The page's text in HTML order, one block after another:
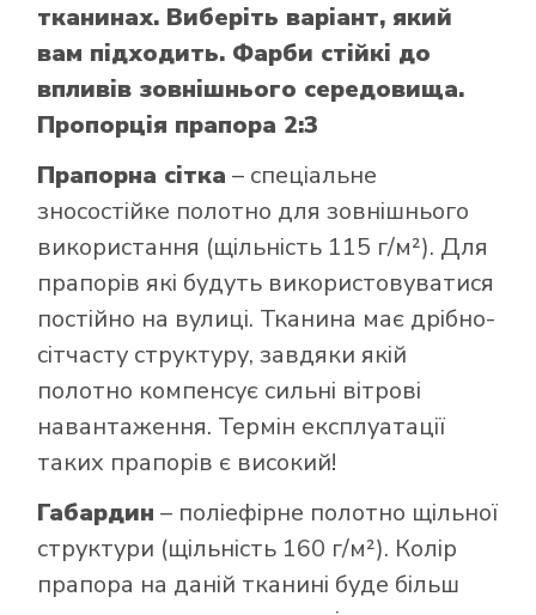
тканинах. Виберіть варіант, який
вам підходить. Фарби стійкі до
впливів зовнішнього середовища.
Пропорція прапора 2:3
Прапорна сітка – спеціальне
зносостійке полотно для зовнішнього
використання (щільність 115 г/м²). Для
прапорів які будуть використовуватися
постійно на вулиці. Тканина має дрібно-
сітчасту структуру, завдяки якій
полотно компенсує сильні вітрові
навантаження. Термін експлуатації
таких прапорів є високий!
Габардин – поліефірне полотно щільної
структури (щільність 160 г/м²). Колір
прапора на даній тканині буде більш